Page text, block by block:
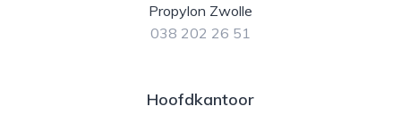
Propylon Zwolle
038 202 26 51
Hoofdkantoor